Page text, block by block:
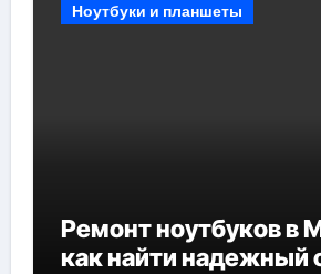
Ноутбуки и планшеты
Ремонт ноутбуков в
как найти надежный